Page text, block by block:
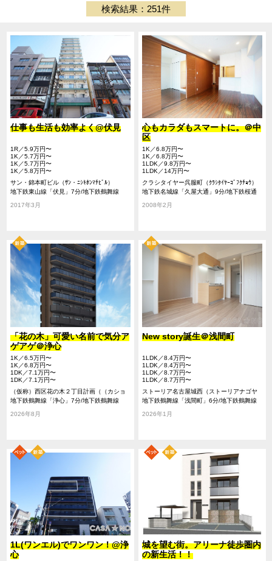
検索結果：251件
仕事も生活も効率よく@伏見
1R／5.9万円〜
1K／5.7万円〜
1K／5.7万円〜
1K／5.8万円〜
サン・錦本町ビル（ｻﾝ・ﾆｼｷﾎﾝﾏﾁﾋﾞﾙ）
地下鉄東山線「伏見」7分/地下鉄鶴舞線
「丸の内」8分/地下鉄東山線「栄」10分
2017年3月
心もカラダもスマートに。＠中
区
1K／6.8万円〜
1K／6.8万円〜
1LDK／9.8万円〜
1LDK／14万円〜
クラシタイヤー呉服町（ｸﾗｼﾀｲﾔｰｺﾞﾌｸﾁｮｳ）
地下鉄名城線「久屋大通」9分/地下鉄桜通
線「久屋大通」9分/地下鉄桜通線「丸の
2008年2月
「花の木」可愛い名前で気分ア
ゲアゲ＠浄心
1K／6.5万円〜
1K／6.8万円〜
1DK／7.1万円〜
1DK／7.1万円〜
（仮称）西区花の木２丁目計画（（カショ
ウ）ニシクハナノキニチョウメケイカク）
地下鉄鶴舞線「浄心」7分/地下鉄鶴舞線
2026年8月
New story誕生＠浅間町
1LDK／8.4万円〜
1LDK／8.4万円〜
1LDK／8.7万円〜
1LDK／8.7万円〜
ストーリア名古屋城西（ストーリアナゴヤ
ジョウサイ）
地下鉄鶴舞線「浅間町」6分/地下鉄鶴舞線
2026年1月
1L(ワンエル)でワンワン！@浄
心
城を望む街。アリーナ徒歩圏内
の新生活！！